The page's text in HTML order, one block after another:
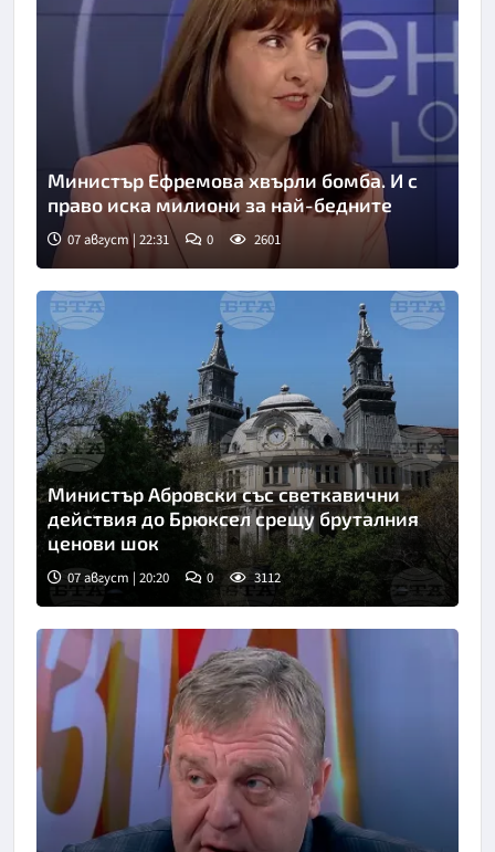
Министър Ефремова хвърли бомба. И с
право иска милиони за най-бедните
07 август | 22:31 0 2601
Министър Абровски със светкавични
действия до Брюксел срещу бруталния
ценови шок
07 август | 20:20 0 3112